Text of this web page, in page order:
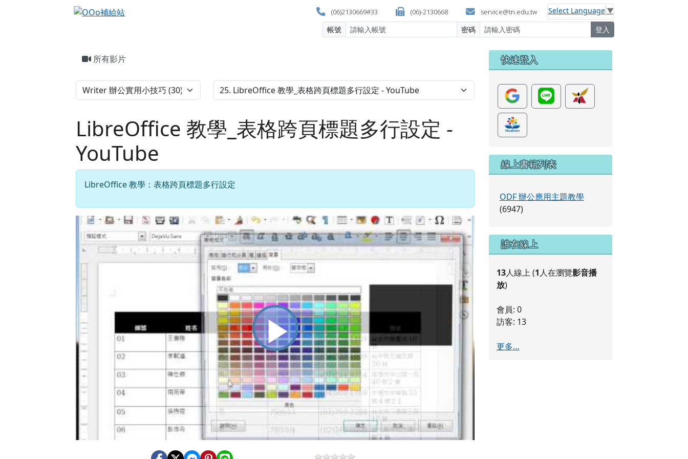
OOo補給站 (06)2130669#33 (06)-2130668 service@tn.edu.tw Select Language ▼
帳號
密碼 登入
主內容區域
所有影片
LibreOffice 教學_表格跨頁標題多行設定 -
YouTube
LibreOffice 教學：表格跨頁標題多行設定
播
放
影
左邊區域內容
快速登入
線上書籍列表
ODF 辦公應用主題教學
(6947)
右邊區域內容
誰在線上
13人線上 (1人在瀏覽影音播
放)
會員: 0
訪客: 13
更多…